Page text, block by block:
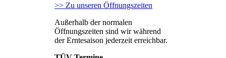
>> Zu unseren Öffnungszeiten
Außerhalb der normalen
Öffnungszeiten sind wir während
der Erntesaison jederzeit erreichbar.